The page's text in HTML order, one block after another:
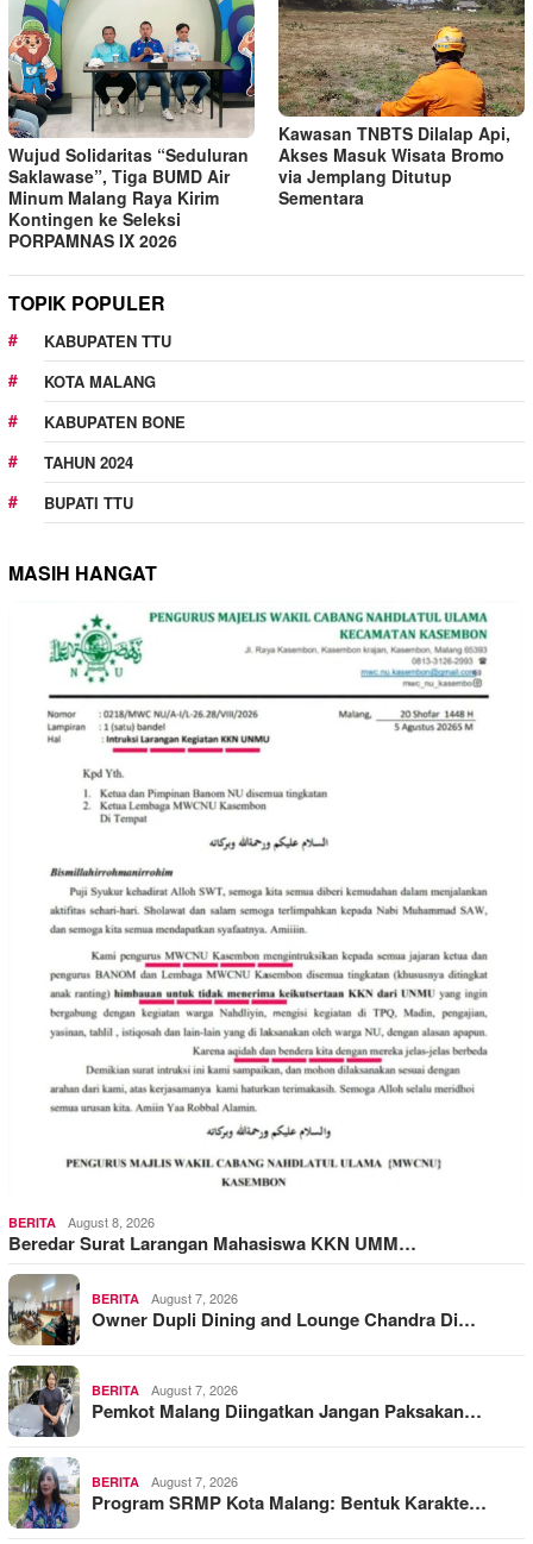
Wujud Solidaritas “Seduluran
Saklawase”, Tiga BUMD Air
Minum Malang Raya Kirim
Kontingen ke Seleksi
PORPAMNAS IX 2026
Kawasan TNBTS Dilalap Api,
Akses Masuk Wisata Bromo
via Jemplang Ditutup
Sementara
TOPIK POPULER
KABUPATEN TTU
KOTA MALANG
KABUPATEN BONE
TAHUN 2024
BUPATI TTU
MASIH HANGAT
BERITA August 8, 2026
Beredar Surat Larangan Mahasiswa KKN UMM…
BERITA August 7, 2026
Owner Dupli Dining and Lounge Chandra Di…
BERITA August 7, 2026
Pemkot Malang Diingatkan Jangan Paksakan…
BERITA August 7, 2026
Program SRMP Kota Malang: Bentuk Karakte…